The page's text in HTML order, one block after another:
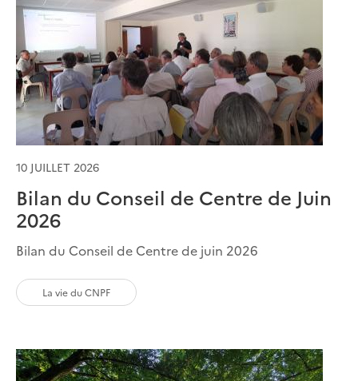
10 JUILLET 2026
Bilan du Conseil de Centre de Juin
2026
Bilan du Conseil de Centre de juin 2026
La vie du CNPF